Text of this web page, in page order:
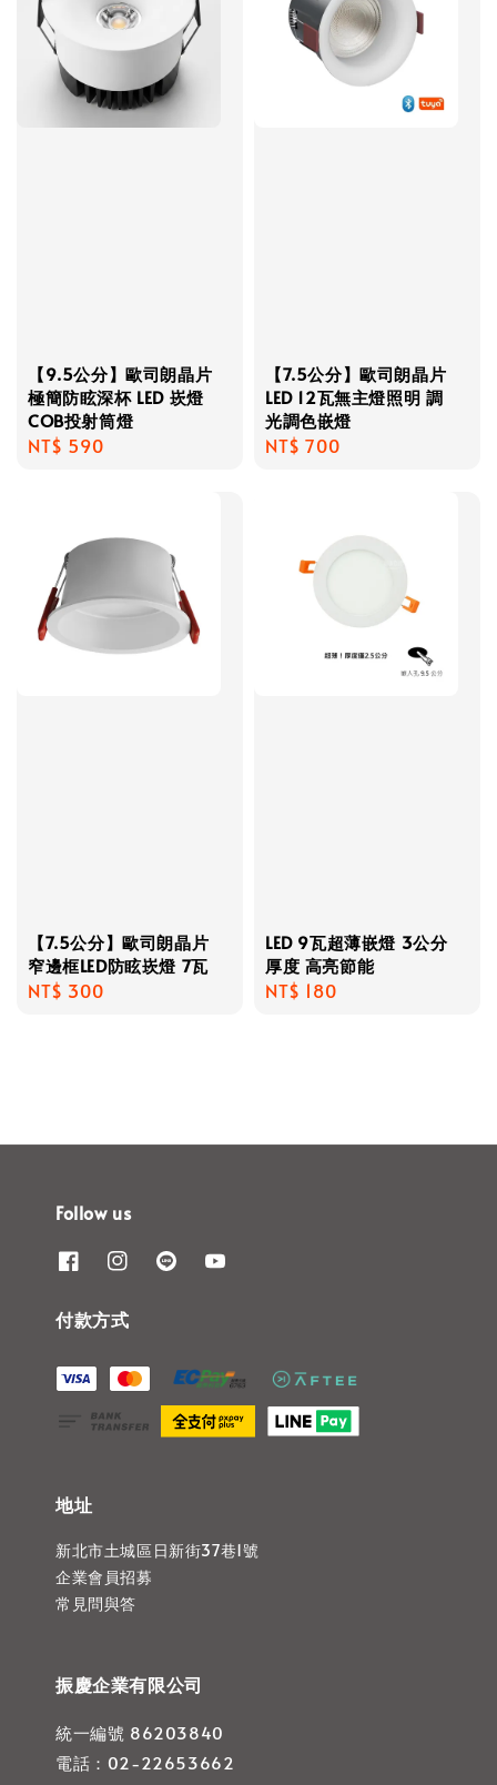
【9.5公分】歐司朗晶片
極簡防眩深杯 LED 崁燈
COB投射筒燈
Regular
NT$ 590
【7.5公分】歐司朗晶片
LED 12瓦無主燈照明 調
光調色嵌燈
Regular
NT$ 700
【7.5公分】歐司朗晶片
窄邊框LED防眩崁燈 7瓦
Regular
NT$ 300
LED 9瓦超薄嵌燈 3公分
厚度 高亮節能
Regular
NT$ 180
Follow us
付款方式
地址
新北市土城區日新街37巷1號
企業會員招募
常見問與答
振慶企業有限公司
統一編號 86203840
電話：02-22653662